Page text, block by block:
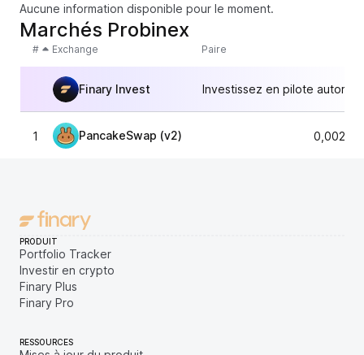
Aucune information disponible pour le moment.
Marchés Probinex
# Exchange Paire
Finary Invest Investissez en pilote
1 PancakeSwap (v2)
PRODUIT
Portfolio Tracker
Investir en crypto
Finary Plus
Finary Pro
RESSOURCES